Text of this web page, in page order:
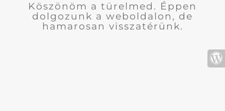
Köszönöm a türelmed. Éppen
dolgozunk a weboldalon, de
hamarosan visszatérünk.